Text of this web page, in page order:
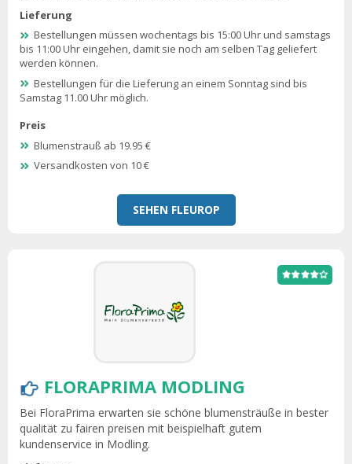
Lieferung
Bestellungen müssen wochentags bis 15:00 Uhr und samstags
bis 11:00 Uhr eingehen, damit sie noch am selben Tag geliefert
werden können.
Bestellungen für die Lieferung an einem Sonntag sind bis
Samstag 11.00 Uhr möglich.
Preis
Blumenstrauß ab 19.95 €
Versandkosten von 10 €
SEHEN FLEUROP
FLORAPRIMA MODLING
Bei FloraPrima erwarten sie schöne blumensträuße in bester
qualität zu fairen preisen mit beispielhaft gutem
kundenservice in Modling.